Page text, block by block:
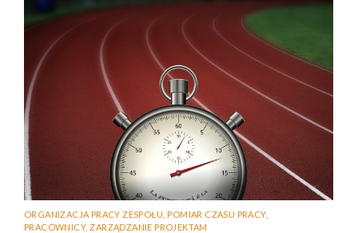
ORGANIZACJA PRACY ZESPOŁU POMIAR CZASU PRACY,
PRACOWNICY, ZARZĄDZANIE PROJEKTAM